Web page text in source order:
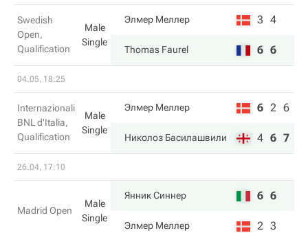
Swedish
Open,
Qualification
Male
Single
Элмер Меллер 3 4
Thomas Faurel 6 6
04.05, 18:25
Internazionali
BNL d'Italia,
Qualification
Male
Single
Элмер Меллер 6 2 6
Николоз Басилашвили 4 6 7
26.04, 17:10
Madrid Open
Male
Single
Янник Синнер 6 6
Элмер Меллер 2 3